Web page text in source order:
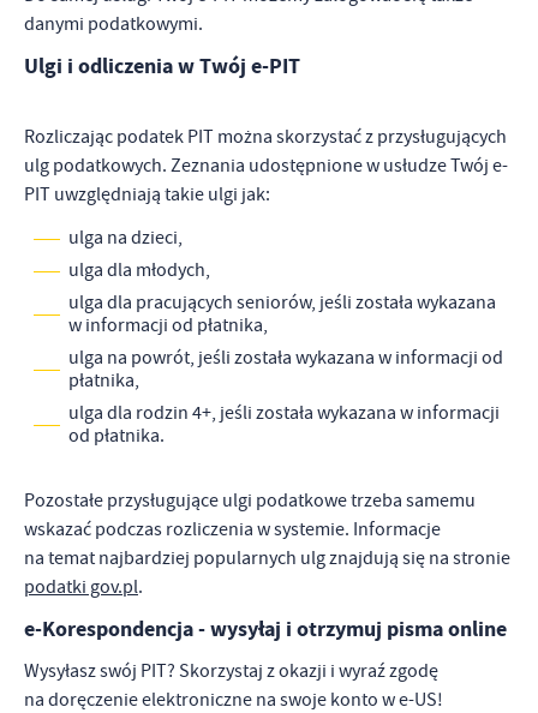
danymi podatkowymi.
Ulgi i odliczenia w Twój e-PIT
Rozliczając podatek PIT można skorzystać z przysługujących
ulg podatkowych. Zeznania udostępnione w usłudze Twój e-
PIT uwzględniają takie ulgi jak:
ulga na dzieci,
ulga dla młodych,
ulga dla pracujących seniorów, jeśli została wykazana
w informacji od płatnika,
ulga na powrót, jeśli została wykazana w informacji od
płatnika,
ulga dla rodzin 4+, jeśli została wykazana w informacji
od płatnika.
Pozostałe przysługujące ulgi podatkowe trzeba samemu
wskazać podczas rozliczenia w systemie. Informacje
na temat najbardziej popularnych ulg znajdują się na stronie
podatki gov.pl.
e-Korespondencja - wysyłaj i otrzymuj pisma online
Wysyłasz swój PIT? Skorzystaj z okazji i wyraź zgodę
na doręczenie elektroniczne na swoje konto w e-US!